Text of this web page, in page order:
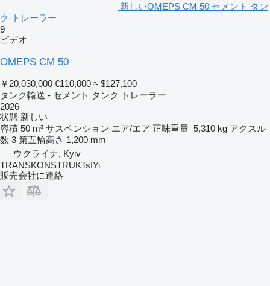
新しいOMEPS CM 50 セメント タン
ク トレーラー
9
ビデオ
OMEPS CM 50
￥20,030,000 €110,000 ≈ $127,100
タンク輸送 - セメント タンク トレーラー
2026
状態 新しい
容積 50 m³ サスペンション エア/エア 正味重量 5,310 kg アクスル
数 3 第五輪高さ 1,200 mm
ウクライナ, Kyiv
TRANSKONSTRUKTsIYi
販売会社に連絡